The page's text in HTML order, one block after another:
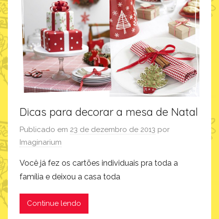
Dicas para decorar a mesa de Natal
Publicado em 23 de dezembro de 2013 por
Imaginarium
Você já fez os cartões individuais pra toda a
família e deixou a casa toda
Continue lendo